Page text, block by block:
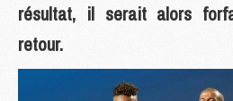
résultat, il serait alors
retour.